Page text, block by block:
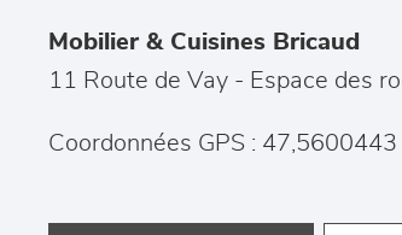
Mobilier & Cuisines Bricaud
11 Route de Vay - Espace des
Coordonnées GPS :